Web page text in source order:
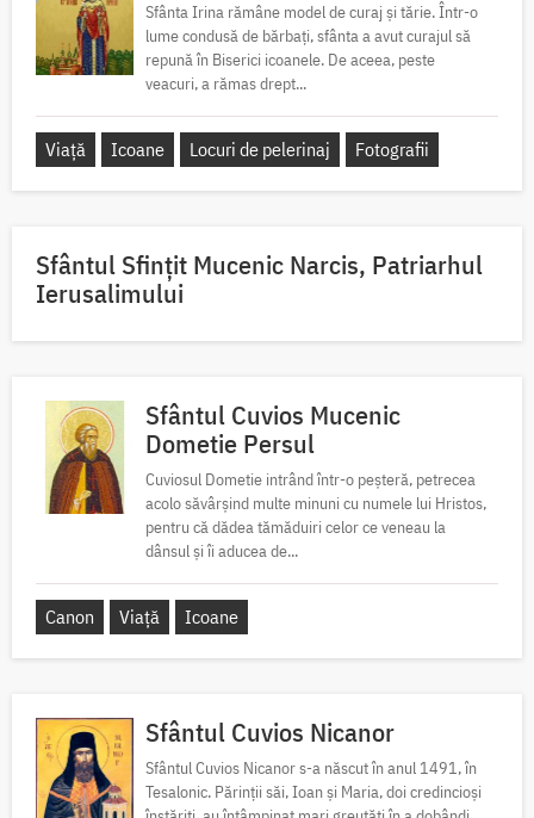
Sfânta Irina rămâne model de curaj și tărie. Într-o
lume condusă de bărbați, sfânta a avut curajul să
repună în Biserici icoanele. De aceea, peste
veacuri, a rămas drept...
Viață Icoane Locuri de pelerinaj Fotografii
Sfântul Sfinţit Mucenic Narcis, Patriarhul
Ierusalimului
Sfântul Cuvios Mucenic
Dometie Persul
Cuviosul Dometie intrând într-o peșteră, petrecea
acolo săvârșind multe minuni cu numele lui Hristos,
pentru că dădea tămăduiri celor ce veneau la
dânsul și îi aducea de...
Canon Viață Icoane
Sfântul Cuvios Nicanor
Sfântul Cuvios Nicanor s-a născut în anul 1491, în
Tesalonic. Părinții săi, Ioan și Maria, doi credincioși